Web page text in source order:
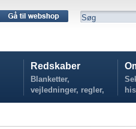
Redskaber
Blanketter,
vejledninger, regler,
politikker...